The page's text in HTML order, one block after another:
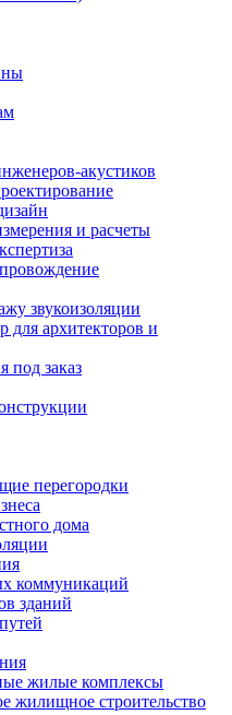
акустиков
и расчеты
звукоизоляции
для архитекторов и
под заказ
перегородки
дома
коммуникаций
зданий
жилые комплексы
жилищное строительство